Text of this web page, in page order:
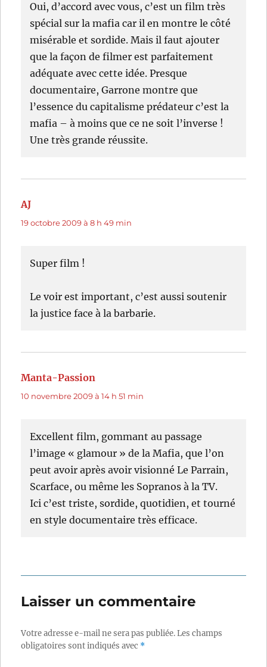
Oui, d’accord avec vous, c’est un film très
spécial sur la mafia car il en montre le côté
misérable et sordide. Mais il faut ajouter
que la façon de filmer est parfaitement
adéquate avec cette idée. Presque
documentaire, Garrone montre que
l’essence du capitalisme prédateur c’est la
mafia – à moins que ce ne soit l’inverse !
Une très grande réussite.
AJ
19 octobre 2009 à 8 h 49 min
Super film !
Le voir est important, c’est aussi soutenir
la justice face à la barbarie.
Manta-Passion
10 novembre 2009 à 14 h 51 min
Excellent film, gommant au passage
l’image « glamour » de la Mafia, que l’on
peut avoir après avoir visionné Le Parrain,
Scarface, ou même les Sopranos à la TV.
Ici c’est triste, sordide, quotidien, et tourné
en style documentaire très efficace.
Laisser un commentaire
Votre adresse e-mail ne sera pas publiée.Les champs
obligatoires sont indiqués avec *